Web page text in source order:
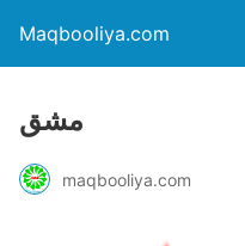
Maqbooliya.com
مشق
maqbooliya.com